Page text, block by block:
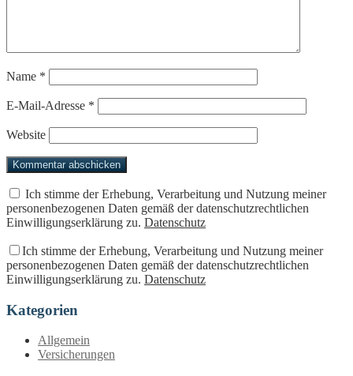
Name *
E-Mail-Adresse *
Website
Ich stimme der Erhebung, Verarbeitung und Nutzung meiner
personenbezogenen Daten gemäß der datenschutzrechtlichen
Einwilligungserklärung zu. Datenschutz
Ich stimme der Erhebung, Verarbeitung und Nutzung meiner
personenbezogenen Daten gemäß der datenschutzrechtlichen
Einwilligungserklärung zu. Datenschutz
Kategorien
Allgemein
Versicherungen